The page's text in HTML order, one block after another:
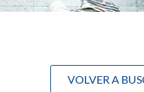
VOLVER A